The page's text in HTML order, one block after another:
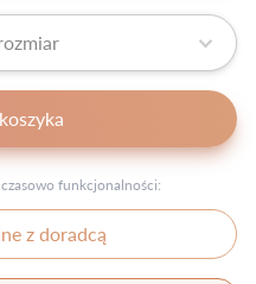
funkcjonalności:
z doradcą